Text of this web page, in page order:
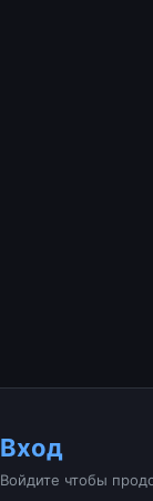
Вход
Войдите чтобы